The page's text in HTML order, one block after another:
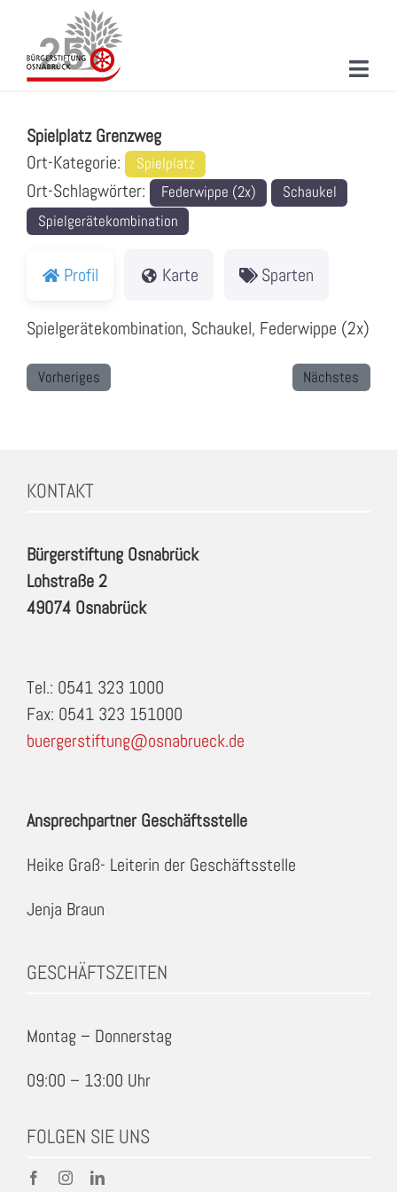
springen
PROJEKTE & AKTIONEN
VERANSTALTUNGEN
KONTAKT
SUCHE
Spielplatz Grenzweg
Ort-Kategorie:
Spielplatz
Ort-Schlagwörter: Federwippe (2x)
Schaukel
Spielgerätekombination
Profil Karte Sparten
Spielgerätekombination, Schaukel, Federwippe (2x)
Vorheriges Nächstes
KONTAKT
Bürgerstiftung Osnabrück
Lohstraße 2
49074 Osnabrück
Tel.: 0541 323 1000
Fax: 0541 323 151000
buergerstiftung@osnabrueck.de
Ansprechpartner Geschäftsstelle
Heike Graß- Leiterin der Geschäftsstelle
Jenja Braun
GESCHÄFTSZEITEN
Montag – Donnerstag
09:00 – 13:00 Uhr
FOLGEN SIE UNS